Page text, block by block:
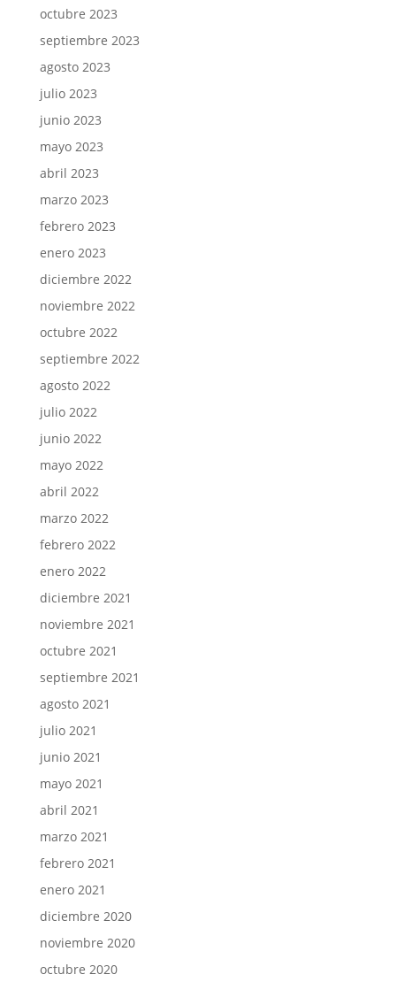
octubre 2023
septiembre 2023
agosto 2023
julio 2023
junio 2023
mayo 2023
abril 2023
marzo 2023
febrero 2023
enero 2023
diciembre 2022
noviembre 2022
octubre 2022
septiembre 2022
agosto 2022
julio 2022
junio 2022
mayo 2022
abril 2022
marzo 2022
febrero 2022
enero 2022
diciembre 2021
noviembre 2021
octubre 2021
septiembre 2021
agosto 2021
julio 2021
junio 2021
mayo 2021
abril 2021
marzo 2021
febrero 2021
enero 2021
diciembre 2020
noviembre 2020
octubre 2020